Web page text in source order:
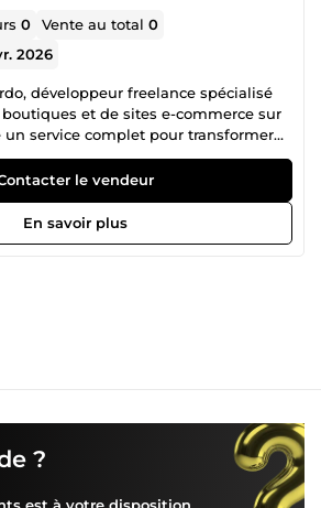
0 Vente au total0
2026
développeur freelance spécialisé
et de sites e-commerce sur
un service complet pour transformer
professionnelle, prête à vendre
🚀 Je maîtrise deux écosystèmes
et WordPress
Ce double savoir-faire me
la solution la mieux adaptée à
le HTML et le CSS pour dépasser
; sur WordPress, Elementor et
exploités à fond pour un rendu
le vendeur
En savoir plus
?